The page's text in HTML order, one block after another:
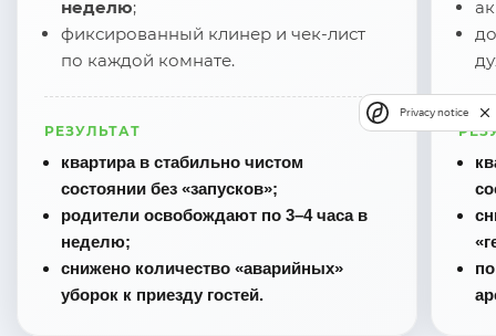
неделю;
фиксированный клинер и чек-лист
по каждой комнате.
РЕЗУЛЬТАТ
квартира в стабильно чистом
состоянии без «запусков»;
родители освобождают по 3–4 часа в
неделю;
снижено количество «аварийных»
уборок к приезду гостей.
Privacy notice